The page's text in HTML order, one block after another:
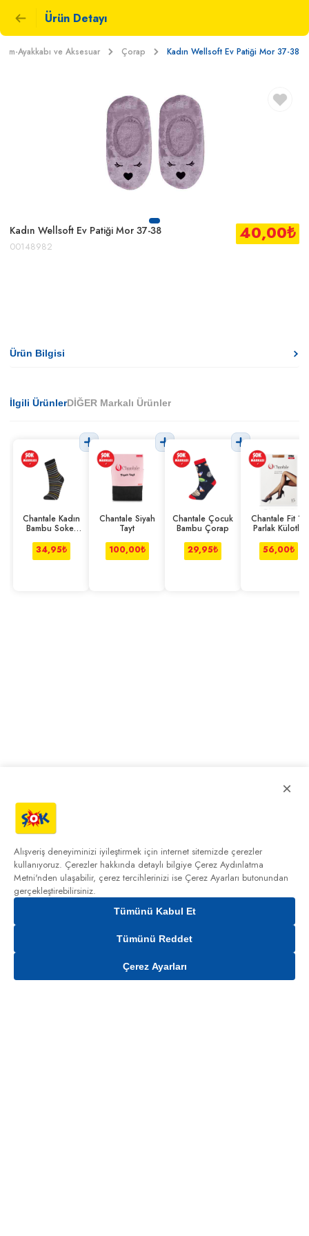
Ürün Detayı
Ayakkabı ve Aksesuar Çorap Kadın Wellsoft Ev Patiği Mor 37-38
Kadın Wellsoft Ev Patiği Mor 37-38
00148982
40,00₺
Gelince Haber Ver
Ürün Bilgisi
İlgili ÜrünlerDİĞER Markalı Ürünler
Chantale Kadın
Bambu Soket
34,95₺
Chantale Siyah
Tayt
100,00₺
Chantale Çocuk
Bambu Çorap
29,95₺
Chantale Fit 15
Parlak Külotlu
56,00₺
×
Alışveriş deneyiminizi iyileştirmek için internet sitemizde çerezler
kullanıyoruz. Çerezler hakkında detaylı bilgiye Çerez Aydınlatma
Metni'nden ulaşabilir, çerez tercihlerinizi ise Çerez Ayarları butonundan
gerçekleştirebilirsiniz.
Tümünü Kabul Et
Tümünü Reddet
Çerez Ayarları